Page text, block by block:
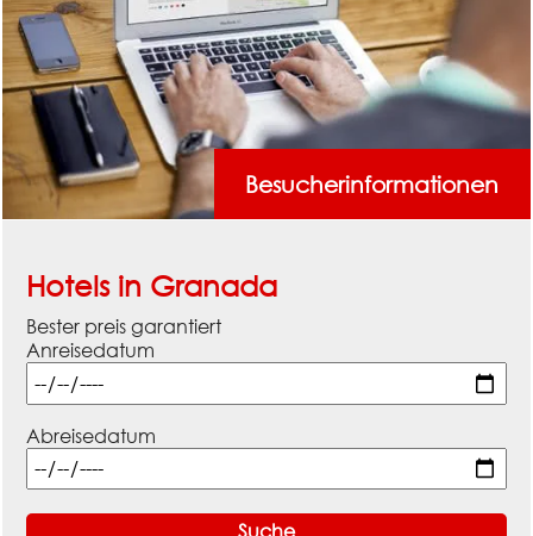
Besucherinformationen
Hotels in Granada
Bester preis garantiert
Anreisedatum
Abreisedatum